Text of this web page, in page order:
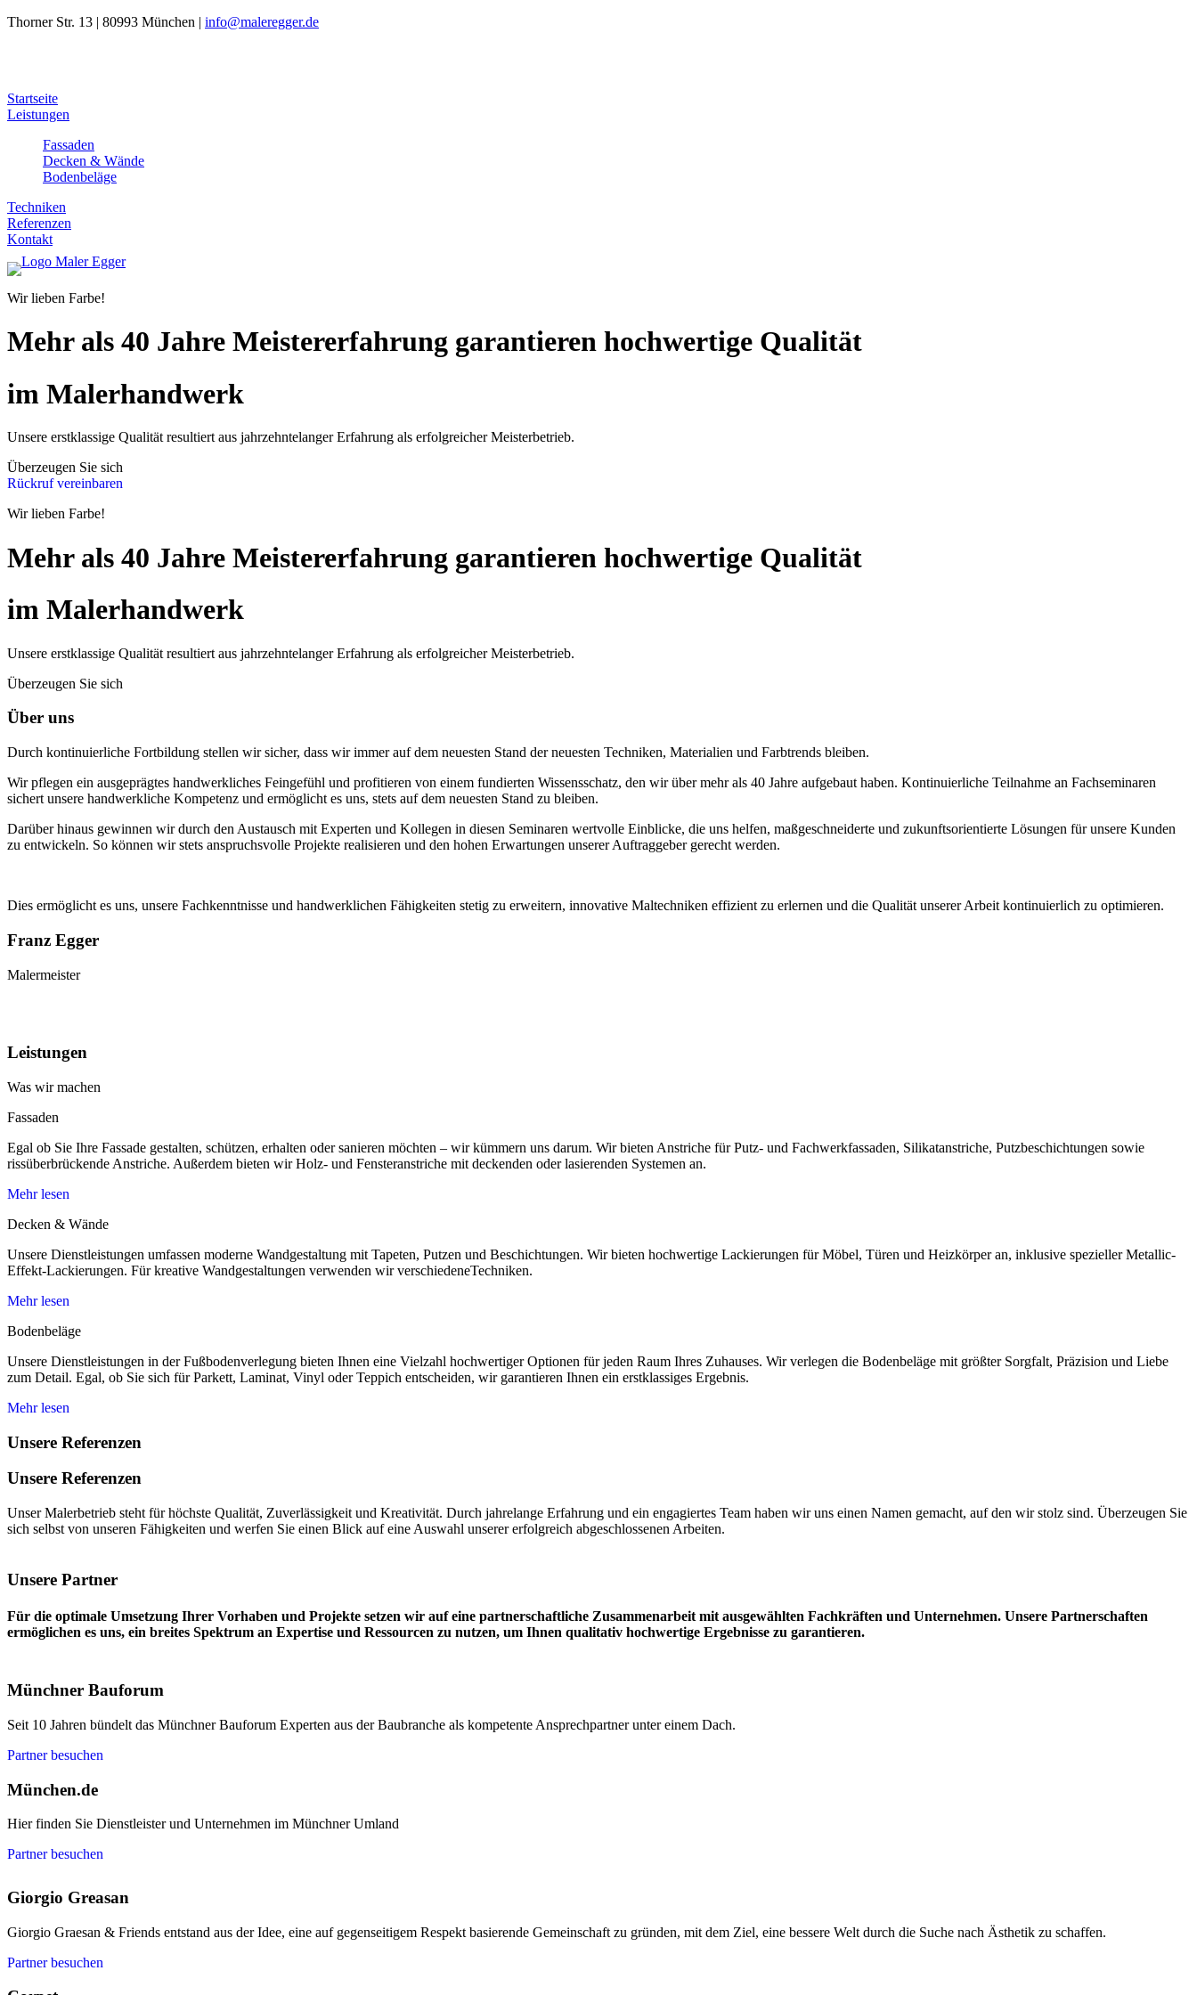
Thorner Str. 13 | 80993 München | info@maleregger.de
Startseite
Leistungen
Fassaden
Decken & Wände
Bodenbeläge
Techniken
Referenzen
Kontakt
Wir lieben Farbe!
Mehr als 40 Jahre Meistererfahrung garantieren hochwertige Qualität
im Malerhandwerk
Unsere erstklassige Qualität resultiert aus jahrzehntelanger Erfahrung als erfolgreicher Meisterbetrieb.
Überzeugen Sie sich
Rückruf vereinbaren
Wir lieben Farbe!
Mehr als 40 Jahre Meistererfahrung garantieren hochwertige Qualität
im Malerhandwerk
Unsere erstklassige Qualität resultiert aus jahrzehntelanger Erfahrung als erfolgreicher Meisterbetrieb.
Überzeugen Sie sich
Über uns
Durch kontinuierliche Fortbildung stellen wir sicher, dass wir immer auf dem neuesten Stand der neuesten Techniken, Materialien und Farbtrends bleiben.
Wir pflegen ein ausgeprägtes handwerkliches Feingefühl und profitieren von einem fundierten Wissensschatz, den wir über mehr als 40 Jahre aufgebaut haben. Kontinuierliche Teilnahme an Fachseminaren
sichert unsere handwerkliche Kompetenz und ermöglicht es uns, stets auf dem neuesten Stand zu bleiben.
Darüber hinaus gewinnen wir durch den Austausch mit Experten und Kollegen in diesen Seminaren wertvolle Einblicke, die uns helfen, maßgeschneiderte und zukunftsorientierte Lösungen für unsere Kunden
zu entwickeln. So können wir stets anspruchsvolle Projekte realisieren und den hohen Erwartungen unserer Auftraggeber gerecht werden.
Dies ermöglicht es uns, unsere Fachkenntnisse und handwerklichen Fähigkeiten stetig zu erweitern, innovative Maltechniken effizient zu erlernen und die Qualität unserer Arbeit kontinuierlich zu optimieren.
Franz Egger
Malermeister
Leistungen
Was wir machen
Fassaden
Egal ob Sie Ihre Fassade gestalten, schützen, erhalten oder sanieren möchten – wir kümmern uns darum. Wir bieten Anstriche für Putz- und Fachwerkfassaden, Silikatanstriche, Putzbeschichtungen sowie
rissüberbrückende Anstriche. Außerdem bieten wir Holz- und Fensteranstriche mit deckenden oder lasierenden Systemen an.
Mehr lesen
Decken & Wände
Unsere Dienstleistungen umfassen moderne Wandgestaltung mit Tapeten, Putzen und Beschichtungen. Wir bieten hochwertige Lackierungen für Möbel, Türen und Heizkörper an, inklusive spezieller Metallic-
Effekt-Lackierungen. Für kreative Wandgestaltungen verwenden wir verschiedeneTechniken.
Mehr lesen
Bodenbeläge
Unsere Dienstleistungen in der Fußbodenverlegung bieten Ihnen eine Vielzahl hochwertiger Optionen für jeden Raum Ihres Zuhauses. Wir verlegen die Bodenbeläge mit größter Sorgfalt, Präzision und Liebe
zum Detail. Egal, ob Sie sich für Parkett, Laminat, Vinyl oder Teppich entscheiden, wir garantieren Ihnen ein erstklassiges Ergebnis.
Mehr lesen
Unsere Referenzen
Unsere Referenzen
Unser Malerbetrieb steht für höchste Qualität, Zuverlässigkeit und Kreativität. Durch jahrelange Erfahrung und ein engagiertes Team haben wir uns einen Namen gemacht, auf den wir stolz sind. Überzeugen Sie
sich selbst von unseren Fähigkeiten und werfen Sie einen Blick auf eine Auswahl unserer erfolgreich abgeschlossenen Arbeiten.
Unsere Partner
Für die optimale Umsetzung Ihrer Vorhaben und Projekte setzen wir auf eine partnerschaftliche Zusammenarbeit mit ausgewählten Fachkräften und Unternehmen. Unsere Partnerschaften
ermöglichen es uns, ein breites Spektrum an Expertise und Ressourcen zu nutzen, um Ihnen qualitativ hochwertige Ergebnisse zu garantieren.
Münchner Bauforum
Seit 10 Jahren bündelt das Münchner Bauforum Experten aus der Baubranche als kompetente Ansprechpartner unter einem Dach.
Partner besuchen
München.de
Hier finden Sie Dienstleister und Unternehmen im Münchner Umland
Partner besuchen
Giorgio Greasan
Giorgio Graesan & Friends entstand aus der Idee, eine auf gegenseitigem Respekt basierende Gemeinschaft zu gründen, mit dem Ziel, eine bessere Welt durch die Suche nach Ästhetik zu schaffen.
Partner besuchen